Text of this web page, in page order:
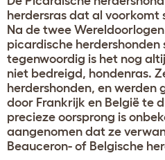
herdersras dat al voorkomt
Na de twee
picardische herdershonden
tegenwoordig is het nog
niet bedreigd, hondenras.
herdershonden, en werden
door Frankrijk en België te
precieze oorsprong is
aangenomen dat ze
Beauceron- of Belgische